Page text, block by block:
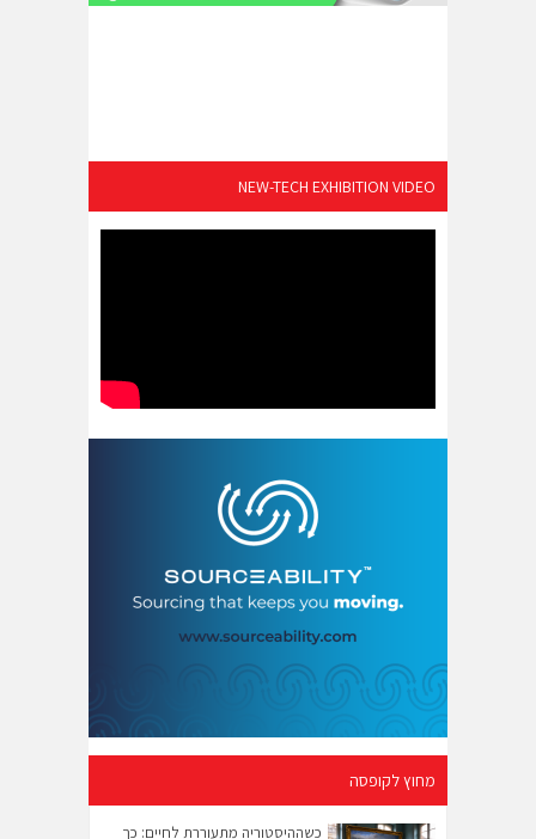
NEW-TECH EXHIBITION VIDEO
מחוץ לקופסה
כשההיסטוריה מתעוררת לחיים: כך